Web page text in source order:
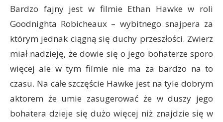
Bardzo fajny jest w filmie Ethan Hawke w roli
Goodnighta Robicheaux – wybitnego snajpera za
którym jednak ciągną się duchy przeszłości. Zwierz
miał nadzieję, że dowie się o jego bohaterze sporo
więcej ale w tym filmie nie ma za bardzo na to
czasu. Na całe szczęście Hawke jest na tyle dobrym
aktorem że umie zasugerować że w duszy jego
bohatera dzieje się dużo więcej niż znajdzie się w